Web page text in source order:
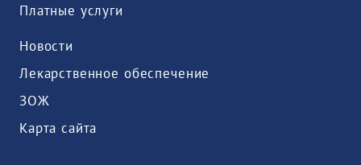
Платные услуги
Новости
Лекарственное обеспечение
ЗОЖ
Карта сайта